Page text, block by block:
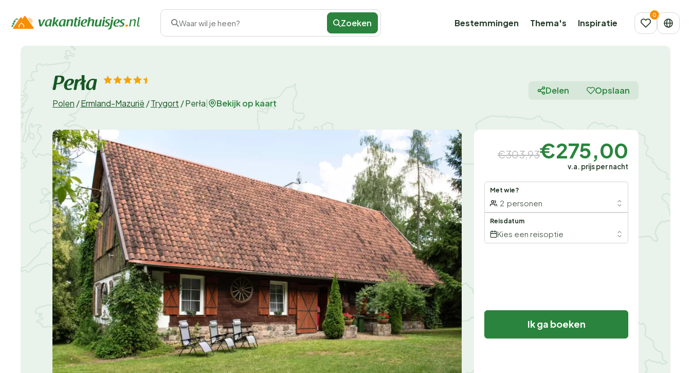
Waar wil je heen? Zoeken Bestemmingen Thema's Inspiratie
Perła
Polen /Ermland-Mazurië /Trygort /Perła Bekijk op kaart
Delen Opslaan
€303,93€275,00
v.a. prijs per nacht
Met wie?
2 personen
Reisdatum
Kies een reisoptie
Ik ga boeken